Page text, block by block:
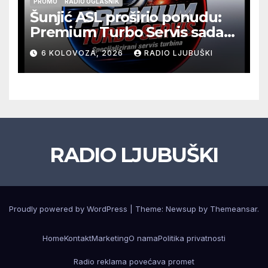
Šunjić ASL proširio ponudu:
Premium Turbo Servis sada
na jednoj adresi u Ljubuškom
6 KOLOVOZA, 2026 RADIO LJUBUŠKI
RADIO LJUBUŠKI
Proudly powered by WordPress Theme: Newsup by Themeansar.
HomeKontaktMarketingO namaPolitika privatnosti
Radio reklama povećava promet